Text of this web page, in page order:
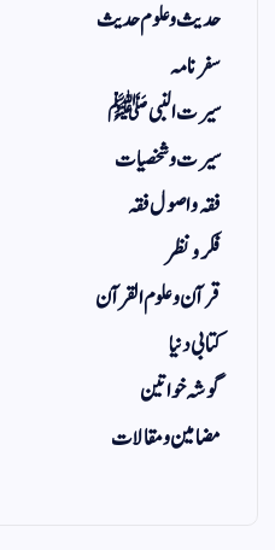
حدیث و علوم حدیث
سفر نامہ
سیرت النبی ﷺ
سیرت و شخصیات
فقہ و اصول فقہ
فکر و نظر
قرآن و علوم القرآن
کتابی دنیا
گوشہ خواتین
مضامین و مقالات